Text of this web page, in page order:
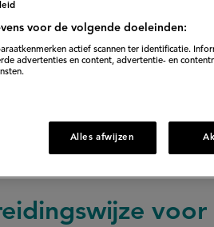
voor de volgende doeleinden:
actief scannen ter identificatie.
advertenties en content, advertentie- en
Alles afwijzen